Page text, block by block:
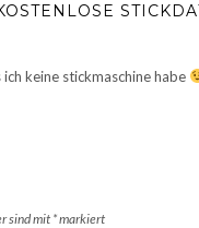
keine stickmaschine habe
sind mit*markiert